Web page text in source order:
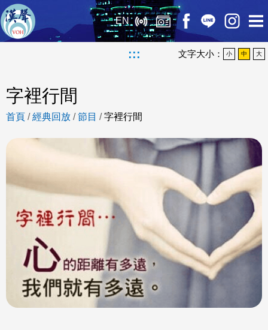
EN
::: 文字大小： 小 中 大
字裡行間
首頁 /經典回放 /節目 /字裡行間